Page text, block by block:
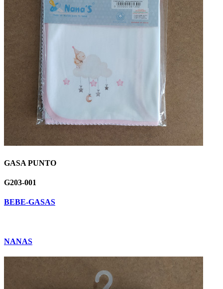
GASA PUNTO
G203-001
BEBE-GASAS
NANAS